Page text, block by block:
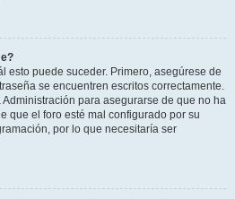
esto puede suceder. Primero, asegúrese de
se encuentren escritos correctamente.
para asegurarse de que no ha
que el foro esté mal configurado por su
por lo que necesitaría ser